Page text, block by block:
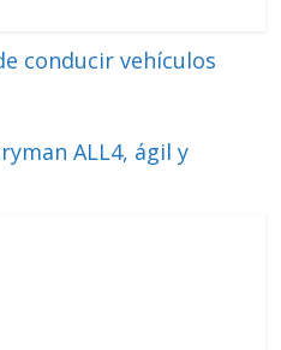
conducir vehículos
ALL4, ágil y